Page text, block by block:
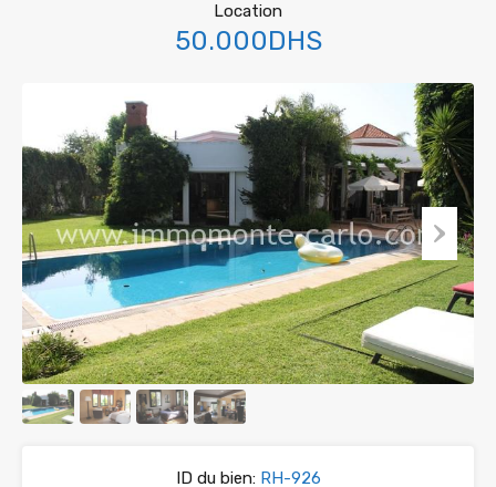
Location
50.000DHS
ID du bien:RH-926